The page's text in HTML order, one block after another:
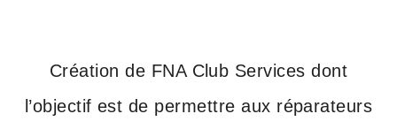
Création de FNA Club Services dont
l’objectif est de permettre aux réparateurs